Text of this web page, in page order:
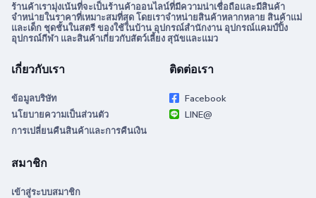
ร้านค้าเรามุ่งเน้นที่จะเป็นร้านค้าออนไลน์ที่มีความน่าเชื่อถือและมีสินค้า
จำหน่ายในราคาที่เหมาะสมที่สุด โดยเราจำหน่ายสินค้าหลากหลาย สินค้าแม่
และเด็ก ชุดชั้นในสตรี ของใช้ในบ้าน อุปกรณ์สำนักงาน อุปกรณ์แคมป์ปิ้ง
อุปกรณ์กีฬา และสินค้าเกี่ยวกับสัตว์เลี้ยง สุนัขและแมว
เกี่ยวกับเรา
ข้อมูลบริษัท
นโยบายความเป็นส่วนตัว
การเปลี่ยนคืนสินค้าและการคืนเงิน
ติดต่อเรา
Facebook
LINE@
สมาชิก
เข้าสู่ระบบสมาชิก